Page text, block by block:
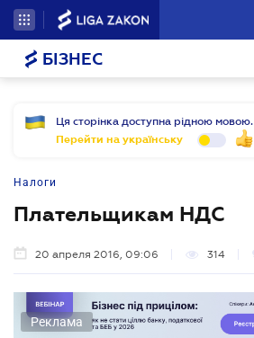
БІЗНЕС
Ця сторінка доступна рідною мовою.
Перейти на українську
Налоги
Плательщикам НДС
20 апреля 2016, 09:06 314
Реклама